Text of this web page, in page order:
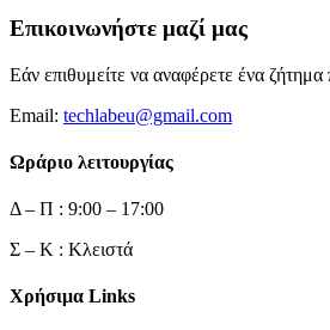
Επικοινωνήστε μαζί μας
Εάν επιθυμείτε να αναφέρετε ένα
Email: techlabeu@gmail.com
Ωράριο λειτουργίας
Δ – Π : 9:00 – 17:00
Σ – Κ : Κλειστά
Χρήσιμα Links